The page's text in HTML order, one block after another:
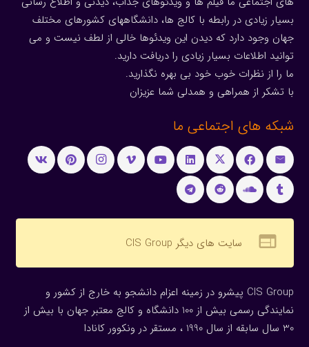
بسیار زیادی در رابطه با کالج ها، دانشگاههای کشورهای مختلف
جهان وجود دارد که دیدن این ویدئوها خالی از لطف نیست و می
توانید اطلاعات بسیار زیادی را دریافت دارید.
ما را از نظرات خوب خود بی بهره نگذارید.
با تشکر از همراهی و همدلی شما عزیزان
شبکه های اجتماعی ما
web سایت های دیگر CIS Group
CIS Group پیشرو در زمینه اعزام دانشجو به خارج از کشور و
نمایندگی رسمی بیش از 100 دانشگاه و کالج معتبر جهان با بیش از
30 سال سابقه از سال 1990 ، مستقر در ونکوور کانادا